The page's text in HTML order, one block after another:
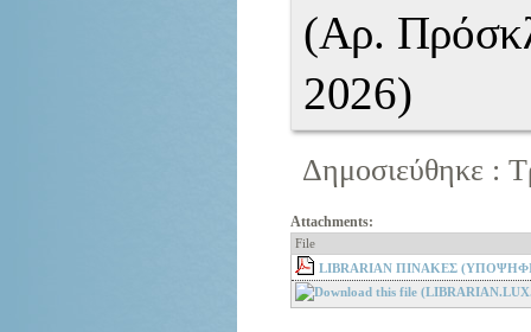
(Αρ.
2026)
Δημοσιεύθηκε :
Attachments:
File
LIBRARIAN ΠΙΝΑΚΕΣ